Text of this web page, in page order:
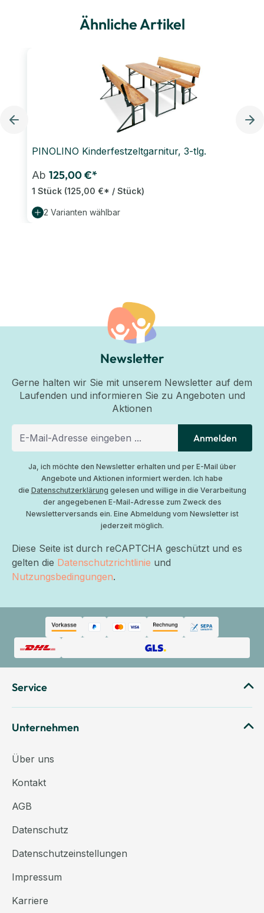
Ähnliche Artikel
PINOLINO Kinderfestzeltgarnitur, 3-tlg.
Ab 125,00 €*
1 Stück (125,00 €* / Stück)
2 Varianten wählbar
Newsletter
Gerne halten wir Sie mit unserem Newsletter auf dem
Laufenden und informieren Sie zu Angeboten und
Aktionen
Anmelden
Ja, ich möchte den Newsletter erhalten und per E-Mail über
Angebote und Aktionen informiert werden. Ich habe
die Datenschutzerklärung gelesen und willige in die Verarbeitung
der angegebenen E-Mail-Adresse zum Zweck des
Newsletterversands ein. Eine Abmeldung vom Newsletter ist
jederzeit möglich.
Diese Seite ist durch reCAPTCHA geschützt und es
gelten die Datenschutzrichtlinie und
Nutzungsbedingungen.
Service
Unternehmen
Über uns
Kontakt
AGB
Datenschutz
Datenschutzeinstellungen
Impressum
Karriere